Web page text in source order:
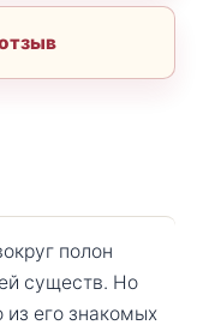
полон
существ. Но
из его знакомых